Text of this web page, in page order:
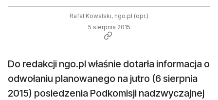
Rafał Kowalski, ngo.pl (opr.)
5 sierpnia 2015
Do redakcji ngo.pl właśnie dotarła informacja o
odwołaniu planowanego na jutro (6 sierpnia
2015) posiedzenia Podkomisji nadzwyczajnej